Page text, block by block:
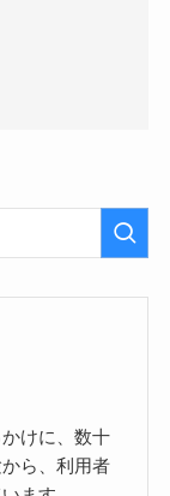
けに、数十
ら、利用者